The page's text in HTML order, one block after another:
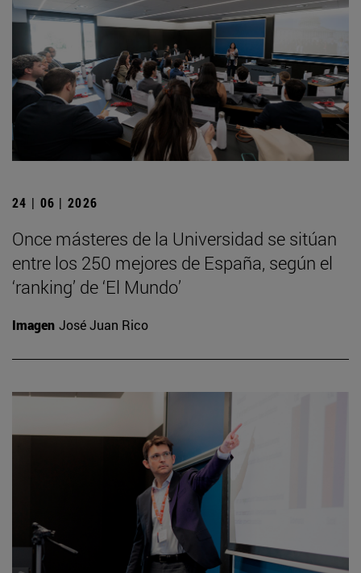
24 | 06 | 2026
Once másteres de la Universidad se sitúan
entre los 250 mejores de España, según el
‘ranking’ de ‘El Mundo’
Imagen José Juan Rico